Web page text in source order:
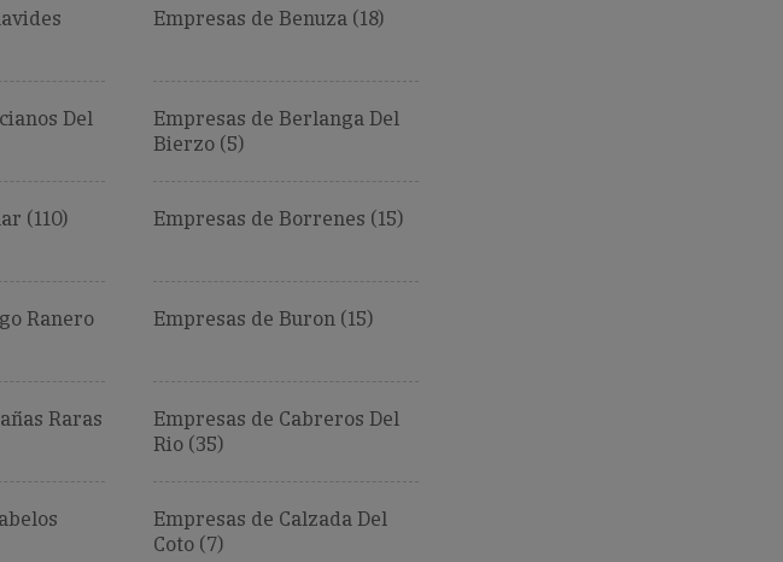
Empresas de Benuza (18)
Del
Empresas de Berlanga Del
Bierzo (5)
(110) Empresas de Borrenes (15)
Ranero
Empresas de Buron (15)
Raras
Empresas de Cabreros Del
Rio (35)
Empresas de Calzada Del
Coto (7)